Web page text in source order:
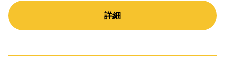
詳細